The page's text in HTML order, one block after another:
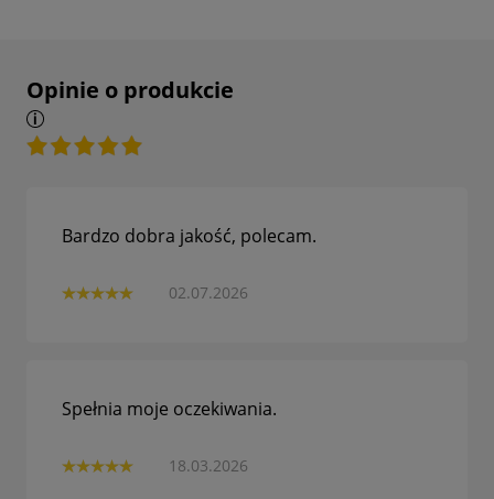
Opinie o produkcie
02.07.2026
Bardzo dobra jakość, polecam.
18.03.2026
Spełnia moje oczekiwania.